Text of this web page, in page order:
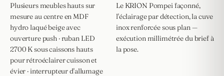
Plusieurs meubles hauts sur
mesure au centre en MDF
hydro laqué beige avec
ouverture push · ruban LED
2700 K sous caissons hauts
pour rétroéclairer cuisson et
évier · interrupteur d'allumage
Le KRION Pompei façonné,
l'éclairage par détection, la cuve
inox renforcée sous plan —
exécution millimétrée du brief à
la pose.